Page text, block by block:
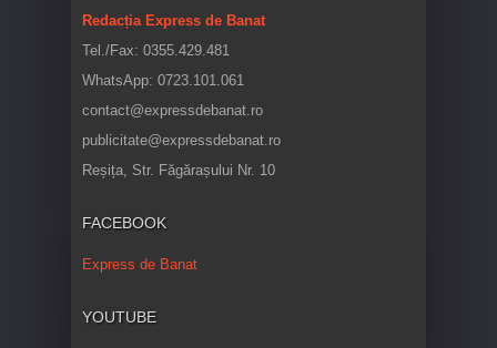
Redacția Express de Banat
Tel./Fax: 0355.429.481
WhatsApp: 0723.101.061
contact@expressdebanat.ro
publicitate@expressdebanat.ro
Reșița, Str. Făgărașului Nr. 10
FACEBOOK
Express de Banat
YOUTUBE